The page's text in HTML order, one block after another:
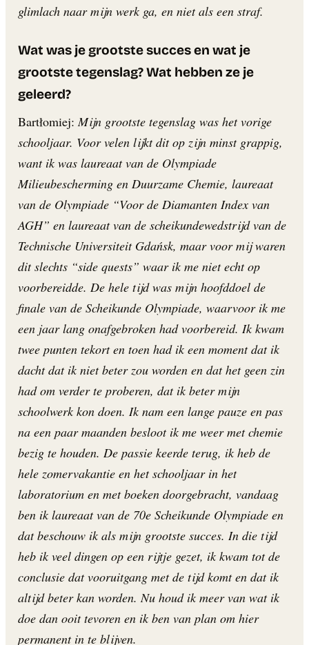
glimlach naar mijn werk ga, en niet als een straf.
Wat was je grootste succes en wat je
grootste tegenslag? Wat hebben ze je
geleerd?
Bartłomiej:Mijn grootste tegenslag was het vorige
schooljaar. Voor velen lijkt dit op zijn minst grappig,
want ik was laureaat van de Olympiade
Milieubescherming en Duurzame Chemie, laureaat
van de Olympiade “Voor de Diamanten Index van
AGH” en laureaat van de scheikundewedstrijd van de
Technische Universiteit Gdańsk, maar voor mij waren
dit slechts “side quests” waar ik me niet echt op
voorbereidde. De hele tijd was mijn hoofddoel de
finale van de Scheikunde Olympiade, waarvoor ik me
een jaar lang onafgebroken had voorbereid. Ik kwam
twee punten tekort en toen had ik een moment dat ik
dacht dat ik niet beter zou worden en dat het geen zin
had om verder te proberen, dat ik beter mijn
schoolwerk kon doen. Ik nam een lange pauze en pas
na een paar maanden besloot ik me weer met chemie
bezig te houden. De passie keerde terug, ik heb de
hele zomervakantie en het schooljaar in het
laboratorium en met boeken doorgebracht, vandaag
ben ik laureaat van de 70e Scheikunde Olympiade en
dat beschouw ik als mijn grootste succes. In die tijd
heb ik veel dingen op een rijtje gezet, ik kwam tot de
conclusie dat vooruitgang met de tijd komt en dat ik
altijd beter kan worden. Nu houd ik meer van wat ik
doe dan ooit tevoren en ik ben van plan om hier
permanent in te blijven.